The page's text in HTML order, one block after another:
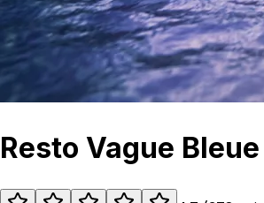
Resto Vague Bleue